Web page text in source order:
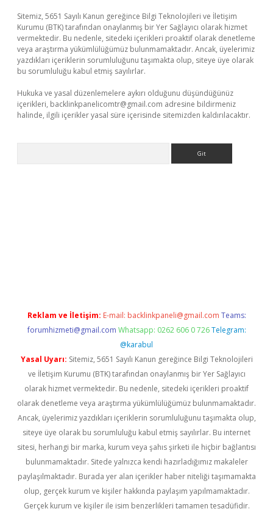
Sitemiz, 5651 Sayılı Kanun gereğince Bilgi Teknolojileri ve İletişim
Kurumu (BTK) tarafından onaylanmış bir Yer Sağlayıcı olarak hizmet
vermektedir. Bu nedenle, sitedeki içerikleri proaktif olarak denetleme
veya araştırma yükümlülüğümüz bulunmamaktadır. Ancak, üyelerimiz
yazdıkları içeriklerin sorumluluğunu taşımakta olup, siteye üye olarak
bu sorumluluğu kabul etmiş sayılırlar.
Hukuka ve yasal düzenlemelere aykırı olduğunu düşündüğünüz
içerikleri, backlinkpanelicomtr@gmail.com adresine bildirmeniz
halinde, ilgili içerikler yasal süre içerisinde sitemizden kaldırılacaktır.
Reklam ve İletişim: E-mail: backlinkpaneli@gmail.com Teams:
forumhizmeti@gmail.com Whatsapp: 0262 606 0 726 Telegram:
@karabul
Yasal Uyarı: Sitemiz, 5651 Sayılı Kanun gereğince Bilgi Teknolojileri
ve İletişim Kurumu (BTK) tarafından onaylanmış bir Yer Sağlayıcı
olarak hizmet vermektedir. Bu nedenle, sitedeki içerikleri proaktif
olarak denetleme veya araştırma yükümlülüğümüz bulunmamaktadır.
Ancak, üyelerimiz yazdıkları içeriklerin sorumluluğunu taşımakta olup,
siteye üye olarak bu sorumluluğu kabul etmiş sayılırlar. Bu internet
sitesi, herhangi bir marka, kurum veya şahıs şirketi ile hiçbir bağlantısı
bulunmamaktadır. Sitede yalnızca kendi hazırladığımız makaleler
paylaşılmaktadır. Burada yer alan içerikler haber niteliği taşımamakta
olup, gerçek kurum ve kişiler hakkında paylaşım yapılmamaktadır.
Gerçek kurum ve kişiler ile isim benzerlikleri tamamen tesadüfidir.